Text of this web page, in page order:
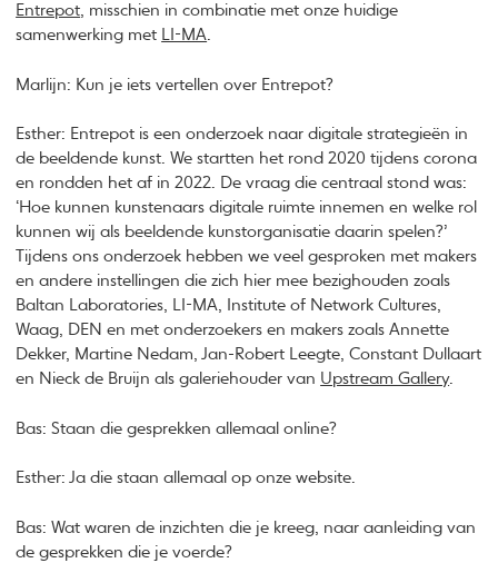
Entrepot , misschien in combinatie met onze huidige
samenwerking met
LI-MA
Marlijn: Kun je iets vertellen over Entrepot?
Esther: Entrepot is een onderzoek naar digitale strategieën in
de beeldende kunst. We startten het rond 2020 tijdens corona
en rondden het af in 2022. De vraag die centraal stond was:
‘Hoe kunnen kunstenaars digitale ruimte innemen en welke rol
kunnen wij als beeldende kunstorganisatie daarin spelen?’
Tijdens ons onderzoek hebben we veel gesproken met makers
en andere instellingen die zich hier mee bezighouden zoals
Baltan Laboratories, LI-MA, Institute of Network Cultures,
Waag, DEN en met onderzoekers en makers zoals Annette
Dekker, Martine Nedam, Jan-Robert Leegte, Constant Dullaart
en Nieck de Bruijn als galeriehouder van Upstream Gallery.
Bas: Staan die gesprekken allemaal online?
Esther: Ja die staan allemaal op onze website.
Bas: Wat waren de inzichten die je kreeg, naar aanleiding van
de gesprekken die je voerde?